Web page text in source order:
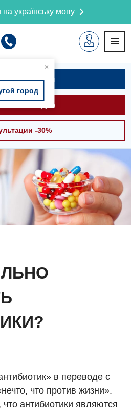
українську мову
×
город
на приём
скорую
-30%
в переводе с
что против жизни».
антибиотики являются